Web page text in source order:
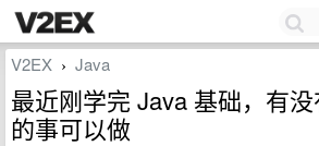
V2EX › Java
最近刚学完 Java 基础，有
的事可以做